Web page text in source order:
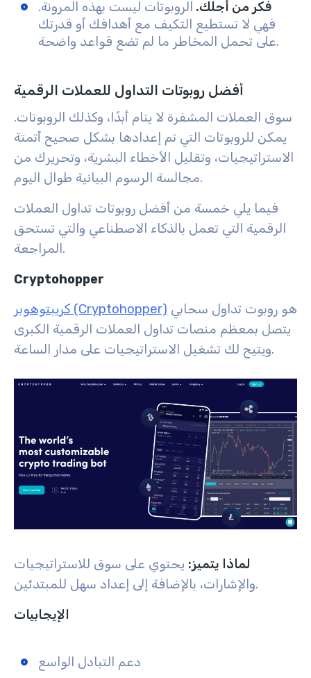
فكر من أجلك. الروبوتات ليست بهذه المرونة.
فهي لا تستطيع التكيف مع أهدافك أو قدرتك
على تحمل المخاطر ما لم تضع قواعد واضحة.
أفضل روبوتات التداول للعملات الرقمية
سوق العملات المشفرة لا ينام أبدًا، وكذلك الروبوتات.
يمكن للروبوتات التي تم إعدادها بشكل صحيح أتمتة
الاستراتيجيات، وتقليل الأخطاء البشرية، وتحريرك من
مجالسة الرسوم البيانية طوال اليوم.
فيما يلي خمسة من أفضل روبوتات تداول العملات
الرقمية التي تعمل بالذكاء الاصطناعي والتي تستحق
المراجعة.
Cryptohopper
كريبتوهوبر (Cryptohopper)
يتصل بمعظم منصات تداول العملات الرقمية الكبرى
ويتيح لك تشغيل الاستراتيجيات على مدار الساعة.
لماذا يتميز: يحتوي على سوق للاستراتيجيات
والإشارات، بالإضافة إلى إعداد سهل للمبتدئين.
الإيجابيات
دعم التبادل الواسع